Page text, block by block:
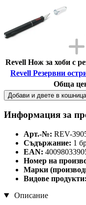
Revell Нож за хоби с
Revell Резервни
Обща
Добави и двете в
Информация за
Арт.-№: REV-
Съдържание: 1
EAN:
Номер на
Марки
Видове продукти:
Описание